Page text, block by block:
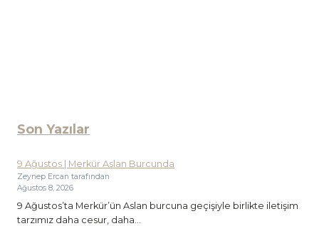
Son Yazılar
9 Ağustos | Merkür Aslan Burcunda
Zeynep Ercan tarafından
Ağustos 8, 2026
9 Ağustos’ta Merkür’ün Aslan burcuna geçişiyle birlikte iletişim
tarzımız daha cesur, daha...